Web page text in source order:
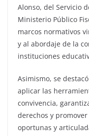
Alonso, del Servicio
Ministerio Público
marcos normativos
y al abordaje de la
instituciones
Asimismo, se
aplicar las
convivencia,
derechos y
oportunas y